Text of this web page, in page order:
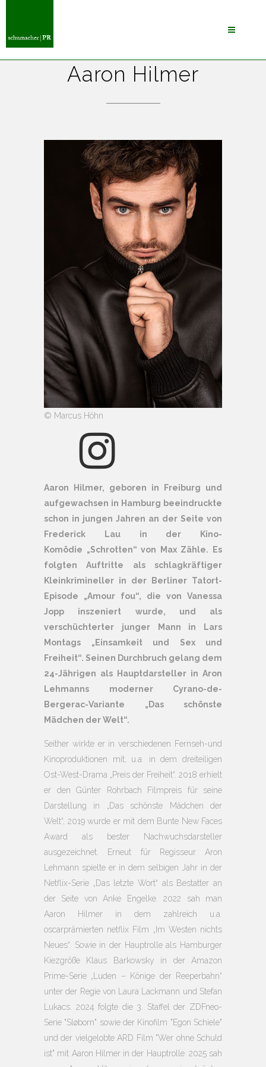
Aaron Hilmer
© Marcus Höhn
Aaron Hilmer, geboren in Freiburg und
aufgewachsen in Hamburg beeindruckte
schon in jungen Jahren an der Seite von
Frederick Lau in der Kino-
Komödie „Schrotten“ von Max Zähle. Es
folgten Auftritte als schlagkräftiger
Kleinkrimineller in der Berliner Tatort-
Episode „Amour fou“, die von Vanessa
Jopp inszeniert wurde, und als
verschüchterter junger Mann in Lars
Montags „Einsamkeit und Sex und
Freiheit“. Seinen Durchbruch gelang dem
24-Jährigen als Hauptdarsteller in Aron
Lehmanns moderner Cyrano-de-
Bergerac-Variante „Das schönste
Mädchen der Welt“.
Seither wirkte er in verschiedenen Fernseh-und
Kinoproduktionen mit, u.a. in dem dreiteiligen
Ost-West-Drama „Preis der Freiheit“. 2018 erhielt
er den Günter Rohrbach Filmpreis für seine
Darstellung in „Das schönste Mädchen der
Welt“, 2019 wurde er mit dem Bunte New Faces
Award als bester Nachwuchsdarsteller
ausgezeichnet. Erneut für Regisseur Aron
Lehmann spielte er in dem selbigen Jahr in der
Netflix-Serie „Das letzte Wort“ als Bestatter an
der Seite von Anke Engelke. 2022 sah man
Aaron Hilmer in dem zahlreich u.a.
oscarprämierten netflix Film „Im Westen nichts
Neues“. Sowie in der Hauptrolle als Hamburger
Kiezgröße Klaus Barkowsky in der Amazon
Prime-Serie „Luden – Könige der Reeperbahn“
unter der Regie von Laura Lackmann und Stefan
Lukacs. 2024 folgte die 3. Staffel der ZDFneo-
Serie "Sløborn" sowie der Kinofilm "Egon Schiele"
und der vielgelobte ARD Film "Wer ohne Schuld
ist" mit Aaron Hilmer in der Hauptrolle. 2025 sah